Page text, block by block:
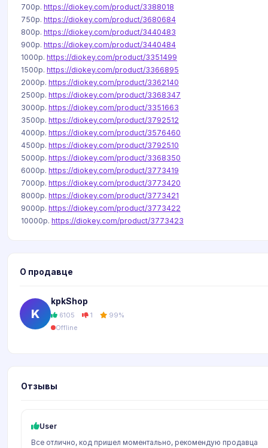
700р. https://diokey.com/product/3388018
750р. https://diokey.com/product/3680684
800р. https://diokey.com/product/3440483
900р. https://diokey.com/product/3440484
1000р. https://diokey.com/product/3351499
1500р. https://diokey.com/product/3366895
2000р. https://diokey.com/product/3362140
2500р. https://diokey.com/product/3368347
3000р. https://diokey.com/product/3351663
3500р. https://diokey.com/product/3792512
4000р. https://diokey.com/product/3576460
4500р. https://diokey.com/product/3792510
5000р. https://diokey.com/product/3368350
6000р. https://diokey.com/product/3773419
7000р. https://diokey.com/product/3773420
8000р. https://diokey.com/product/3773421
9000р. https://diokey.com/product/3773422
10000р. https://diokey.com/product/3773423
О продавце
K
kpkShop
6105 1 99%
Offline
Отзывы
User
Все отлично, код пришел моментально, рекомендую продавца